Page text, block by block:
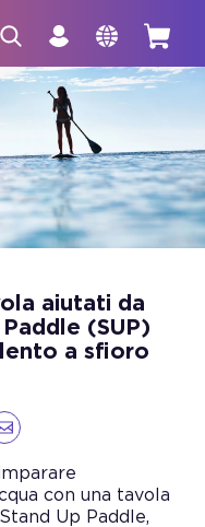
aiutati da
(SUP)
a sfioro
con una tavola
Up Paddle,